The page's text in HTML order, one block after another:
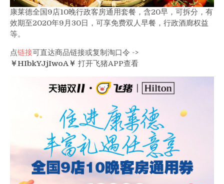
康莱德全国9店10晚行政客房通用套餐，含20早，可拆分，有
效期至2020年9月30日，可享免费双人早餐，行政酒廊权益
等。
点链接可直达商品链接或复制淘口令 ->
￥HIbkYJjIwoA￥ 打开飞猪APP查看